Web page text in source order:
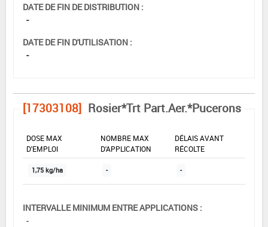
DATE DE FIN DE DISTRIBUTION :
-
DATE DE FIN D'UTILISATION :
-
[17303108] Rosier*Trt Part.Aer.*Pucerons
DOSE MAX
D'EMPLOI
NOMBRE MAX
D'APPLICATION
DÉLAIS AVANT
RÉCOLTE
1,75 kg/ha - -
INTERVALLE MINIMUM ENTRE APPLICATIONS :
-